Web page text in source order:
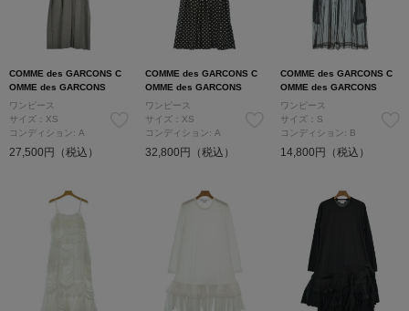
COMME des GARCONS C
OMME des GARCONS
ワンピース
サイズ：XS
コンディション: A
27,500円（税込）
COMME des GARCONS C
OMME des GARCONS
ワンピース
サイズ：XS
コンディション: A
32,800円（税込）
COMME des GARCONS C
OMME des GARCONS
ワンピース
サイズ：S
コンディション: B
14,800円（税込）